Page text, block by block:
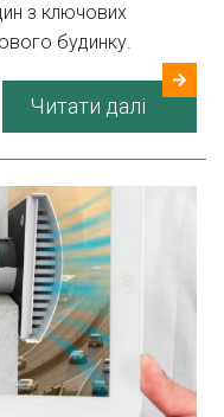
з ключових
будинку.
Читати далі